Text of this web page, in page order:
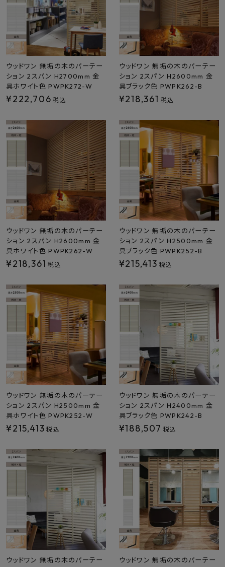
ウッドワン 無垢の木のパーテー
ション 2スパン H2700mm 金
具ホワイト色 PWPK272-W
¥222,706 税込
ウッドワン 無垢の木のパーテー
ション 2スパン H2600mm 金
具ブラック色 PWPK262-B
¥218,361 税込
ウッドワン 無垢の木のパーテー
ション 2スパン H2600mm 金
具ホワイト色 PWPK262-W
¥218,361 税込
ウッドワン 無垢の木のパーテー
ション 2スパン H2500mm 金
具ブラック色 PWPK252-B
¥215,413 税込
ウッドワン 無垢の木のパーテー
ション 2スパン H2500mm 金
具ホワイト色 PWPK252-W
¥215,413 税込
ウッドワン 無垢の木のパーテー
ション 2スパン H2400mm 金
具ブラック色 PWPK242-B
¥188,507 税込
ウッドワン 無垢の木のパーテー
ウッドワン 無垢の木のパーテー